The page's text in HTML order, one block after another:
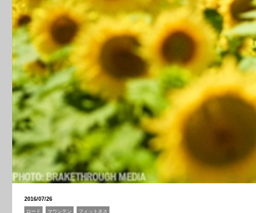
2016/07/26
ロード マウンテン フィットネス